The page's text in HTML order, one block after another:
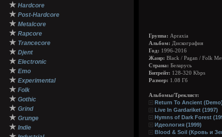
★ Hardcore
★ Post-Hardcore
★ Metalcore
★ Rapcore
★ Trancecore
★ Djent
★ Electronic
★ Emo
★ Experimental
★ Folk
★ Gothic
★ Grind
★ Grunge
★ Indie
Группа: Apraxia
Альбом: Дискография
Год: 1996-2016
Жанр: Black / Pagan / Folk
Страна: Беларусь
Битрейт: 128-320 Kbps
Размер: 1.08 Гб
Альбомы/Треклист:
Return To Ancient
Live In Gardariket (1997)
Hymns of Dark Forest
Идеология (1999)
Blood & Soil (Кровь и